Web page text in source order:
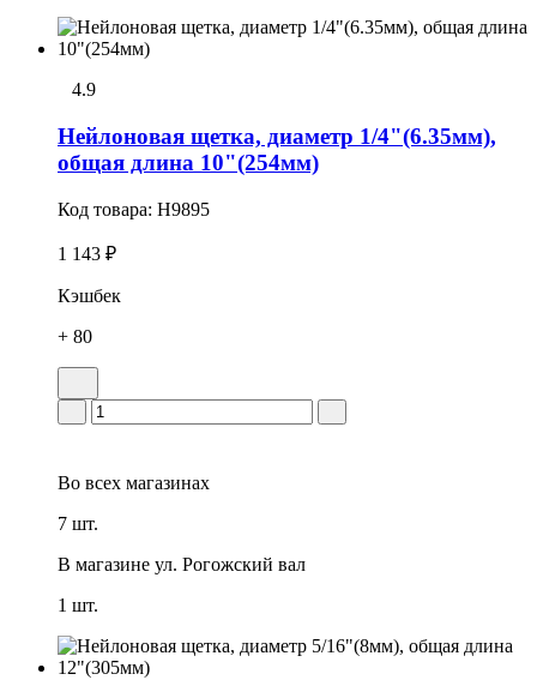
4.9
Нейлоновая щетка, диаметр 1/4"(6.35мм),
общая длина 10"(254мм)
Код товара: H9895
1 143 ₽
Кэшбек
+ 80
Во всех магазинах
7 шт.
В магазине ул. Рогожский вал
1 шт.